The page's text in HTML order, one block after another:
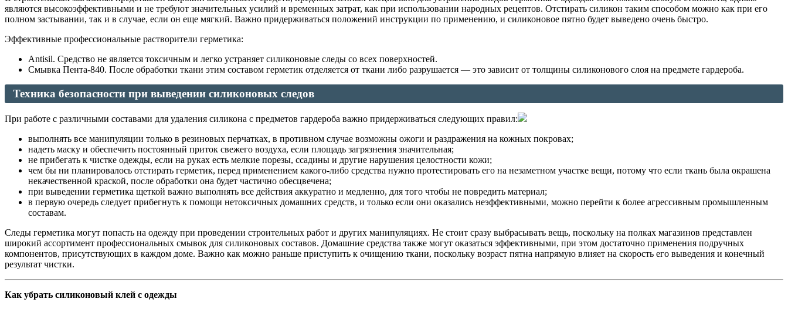
являются высокоэффективными и не требуют значительных усилий и временных затрат, как при использовании народных рецептов. Отстирать силикон таким способом можно как при его
полном застывании, так и в случае, если он еще мягкий. Важно придерживаться положений инструкции по применению, и силиконовое пятно будет выведено очень быстро.
Эффективные профессиональные растворители герметика:
Antisil. Средство не является токсичным и легко устраняет силиконовые следы со всех поверхностей.
Смывка Пента-840. После обработки ткани этим составом герметик отделяется от ткани либо разрушается — это зависит от толщины силиконового слоя на предмете гардероба.
Техника безопасности при выведении силиконовых следов
При работе с различными составами для удаления силикона с предметов гардероба важно придерживаться следующих правил:
выполнять все манипуляции только в резиновых перчатках, в противном случае возможны ожоги и раздражения на кожных покровах;
надеть маску и обеспечить постоянный приток свежего воздуха, если площадь загрязнения значительная;
не прибегать к чистке одежды, если на руках есть мелкие порезы, ссадины и другие нарушения целостности кожи;
чем бы ни планировалось отстирать герметик, перед применением какого-либо средства нужно протестировать его на незаметном участке вещи, потому что если ткань была окрашена
некачественной краской, после обработки она будет частично обесцвечена;
при выведении герметика щеткой важно выполнять все действия аккуратно и медленно, для того чтобы не повредить материал;
в первую очередь следует прибегнуть к помощи нетоксичных домашних средств, и только если они оказались неэффективными, можно перейти к более агрессивным промышленным
составам.
Следы герметика могут попасть на одежду при проведении строительных работ и других манипуляциях. Не стоит сразу выбрасывать вещь, поскольку на полках магазинов представлен
широкий ассортимент профессиональных смывок для силиконовых составов. Домашние средства также могут оказаться эффективными, при этом достаточно применения подручных
компонентов, присутствующих в каждом доме. Важно как можно раньше приступить к очищению ткани, поскольку возраст пятна напрямую влияет на скорость его выведения и конечный
результат чистки.
Как убрать силиконовый клей с одежды